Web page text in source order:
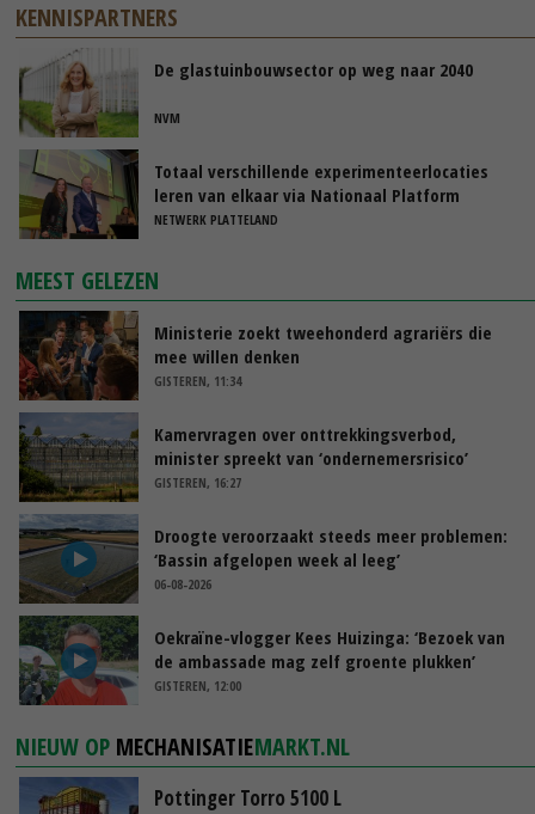
KENNISPARTNERS
De glastuinbouwsector op weg naar 2040
NVM
Totaal verschillende experimenteerlocaties
leren van elkaar via Nationaal Platform
NETWERK PLATTELAND
MEEST GELEZEN
Ministerie zoekt tweehonderd agrariërs die
mee willen denken
GISTEREN, 11:34
Kamervragen over onttrekkingsverbod,
minister spreekt van ‘ondernemersrisico’
GISTEREN, 16:27
Droogte veroorzaakt steeds meer problemen:
‘Bassin afgelopen week al leeg’
06-08-2026
Oekraïne-vlogger Kees Huizinga: ‘Bezoek van
de ambassade mag zelf groente plukken’
GISTEREN, 12:00
NIEUW OP MECHANISATIEMARKT.NL
Pottinger Torro 5100 L